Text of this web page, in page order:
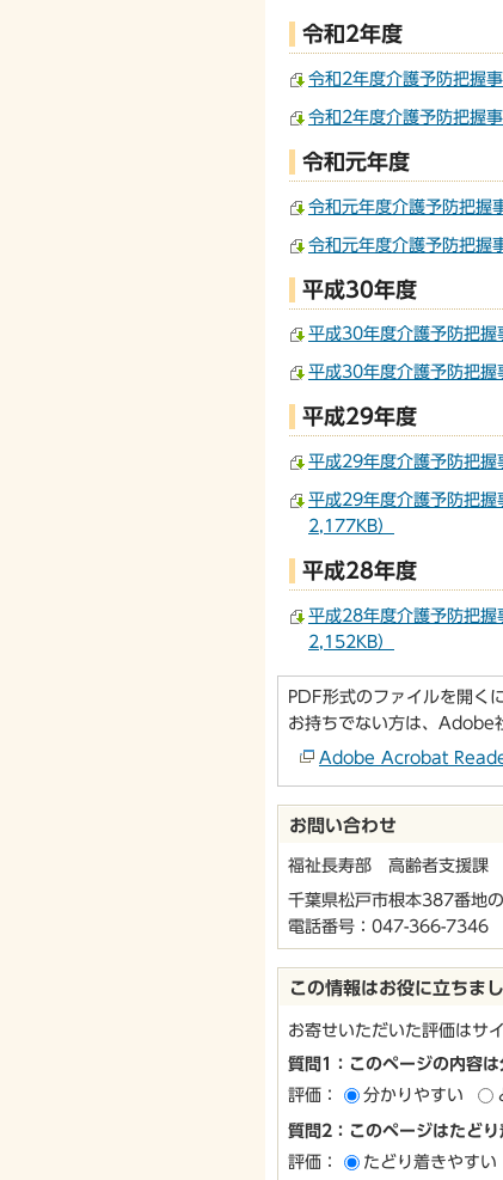
令和2年度
令和2年度介護予防把握
令和2年度介護予防把握
令和元年度
令和元年度介護予防把握
令和元年度介護予防把握
平成30年度
平成30年度介護予防把握
平成30年度介護予防把握
平成29年度
平成29年度介護予防把握
平成29年度介護予防把握
2,177KB）
平成28年度
平成28年度介護予防把握
2,152KB）
PDF形式のファイルを開
お持ちでない方は、Adobe
Adobe Acrobat Reader
お問い合わせ
福祉長寿部 高齢者支援課
千葉県松戸市根本387番地
電話番号： 047-366-7346
この情報はお役に立ちま
お寄せいただいた評価はサ
質問1：このページの内容
評価：
分かりやすい
質問2：このページはたど
評価：
たどり着きやすい